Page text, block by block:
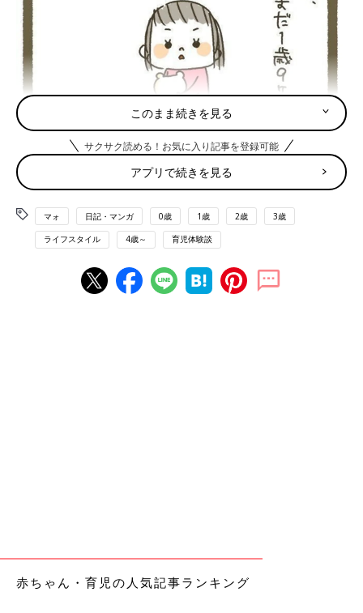
このまま続きを見る
サクサク読める！お気に入り記事を登録可能
アプリで続きを見る
マォ 日記・マンガ 0歳 1歳 2歳 3歳
ライフスタイル 4歳～ 育児体験談
赤ちゃん・育児の人気記事ランキング